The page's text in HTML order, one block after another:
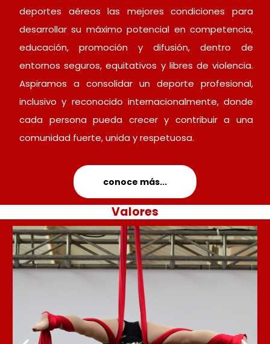
deportes aéreos las mejores condiciones para
desarrollar su máximo potencial en competencia,
educación, promoción y difusión, dentro de
entornos seguros, equitativos y libres de violencia.
Aspiramos a consolidar un deporte profesional,
inclusivo y reconocido internacionalmente, donde
cada persona pueda crecer y contribuir a una
comunidad fuerte, unida y respetuosa.
conoce más...
Valores